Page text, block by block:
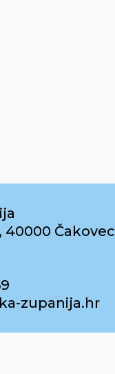
40000 Čakovec
zupanija.hr